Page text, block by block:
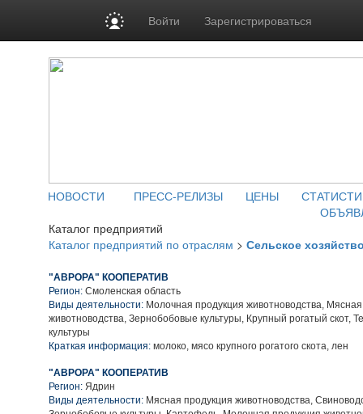
Войти Зарегистрироваться
НОВОСТИ ПРЕСС-РЕЛИЗЫ ЦЕНЫ
Каталог предприятий
Каталог предприятий по отраслям > Сельское
"АВРОРА" КООПЕРАТИВ
Регион: Смоленская область
Виды деятельности: Молочная продукция животноводства,
животноводства, Зернобобовые культуры, Крупный рогатый скот,
культуры
Краткая информация: молоко, мясо крупного рогатого скота, лен
"АВРОРА" КООПЕРАТИВ
Регион: Ядрин
Виды деятельности: Мясная продукция животноводства,